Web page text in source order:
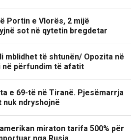
Portin e Vlorës, 2 mijë
sot në qytetin bregdetar
mblidhet të shtunën/ Opozita në
në përfundim të afatit
e 69-të në Tiranë. Pjesëmarrja
ndryshojnë
miraton tarifa 500% për